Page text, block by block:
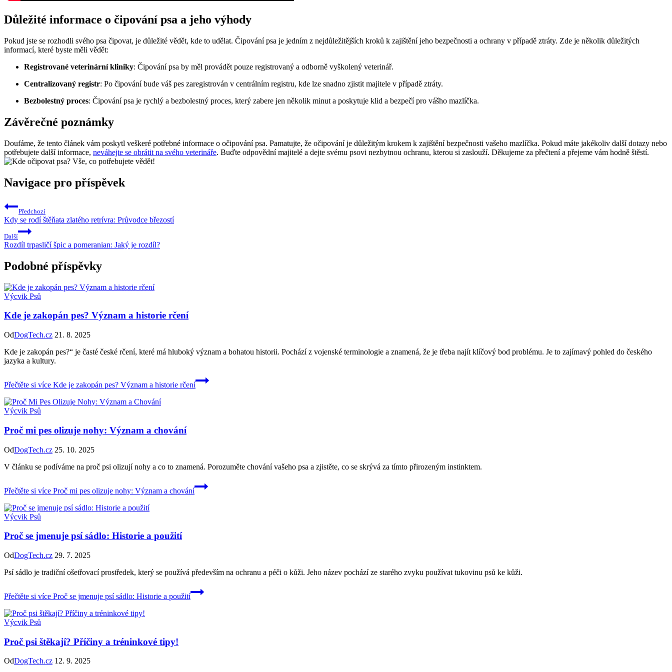
Důležité informace o čipování psa a jeho výhody
Pokud jste se rozhodli svého psa čipovat, je důležité vědět, kde to udělat. Čipování psa je jedním z nejdůležitějších kroků k zajištění jeho bezpečnosti a ochrany v případě ztráty. Zde je několik důležitých
informací, které byste měli vědět:
Registrované veterinární kliniky: Čipování psa by měl provádět pouze registrovaný a odborně vyškolený veterinář.
Centralizovaný registr: Po čipování bude váš pes zaregistrován v centrálním registru, kde lze snadno zjistit majitele v případě ztráty.
Bezbolestný proces: Čipování psa je rychlý a bezbolestný proces, který zabere jen několik minut a poskytuje klid a bezpečí pro vášho mazlíčka.
Závěrečné poznámky
Doufáme, že tento článek vám poskytl veškeré potřebné informace o očipování psa. Pamatujte, že očipování je důležitým krokem k zajištění bezpečnosti vašeho mazlíčka. Pokud máte jakékoliv další dotazy nebo
potřebujete další informace, neváhejte se obrátit na svého veterináře. Buďte odpovědní majitelé a dejte svému psovi nezbytnou ochranu, kterou si zaslouží. Děkujeme za přečtení a přejeme vám hodně štěstí.
Navigace pro příspěvek
Předchozí
Kdy se rodí štěňata zlatého retrívra: Průvodce březostí
Další
Rozdíl trpasličí špic a pomeranian: Jaký je rozdíl?
Podobné příspěvky
Výcvik Psů
Kde je zakopán pes? Význam a historie rčení
OdDogTech.cz 21. 8. 2025
Kde je zakopán pes?“ je časté české rčení, které má hluboký význam a bohatou historii. Pochází z vojenské terminologie a znamená, že je třeba najít klíčový bod problému. Je to zajímavý pohled do českého
jazyka a kultury.
Přečtěte si více Kde je zakopán pes? Význam a historie rčení
Výcvik Psů
Proč mi pes olizuje nohy: Význam a chování
OdDogTech.cz 25. 10. 2025
V článku se podíváme na proč psi olizují nohy a co to znamená. Porozuměte chování vašeho psa a zjistěte, co se skrývá za tímto přirozeným instinktem.
Přečtěte si více Proč mi pes olizuje nohy: Význam a chování
Výcvik Psů
Proč se jmenuje psí sádlo: Historie a použití
OdDogTech.cz 29. 7. 2025
Psí sádlo je tradiční ošetřovací prostředek, který se používá především na ochranu a péči o kůži. Jeho název pochází ze starého zvyku používat tukovinu psů ke kůži.
Přečtěte si více Proč se jmenuje psí sádlo: Historie a použití
Výcvik Psů
Proč psi štěkají? Příčiny a tréninkové tipy!
OdDogTech.cz 12. 9. 2025